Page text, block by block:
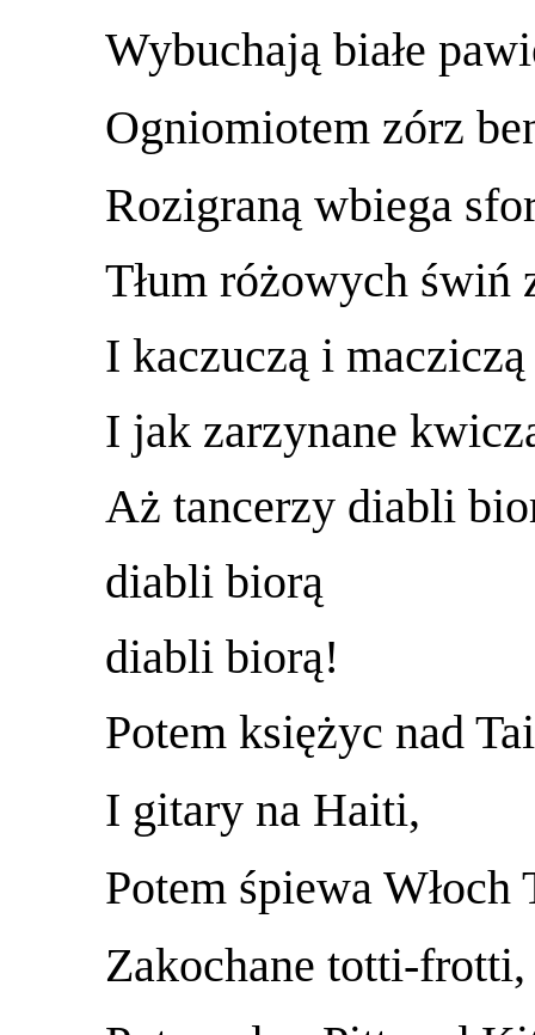
Wybuchają białe
Ogniomiotem zórz
Rozigraną wbiega
Tłum różowych świń
I kaczuczą i macziczą
I jak zarzynane
Aż tancerzy diabli
diabli biorą
diabli biorą!
Potem księżyc nad
I gitary na Haiti,
Potem śpiewa Włoch
Zakochane totti-frotti,